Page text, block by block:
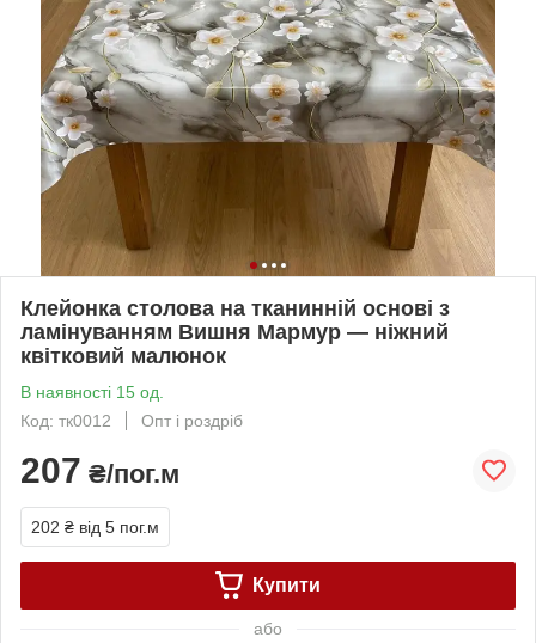
Клейонка столова на тканинній основі з
ламінуванням Вишня Мармур — ніжний
квітковий малюнок
В наявності 15 од.
Код: тк0012
Опт і роздріб
207 ₴/пог.м
202 ₴ від 5 пог.м
Купити
або